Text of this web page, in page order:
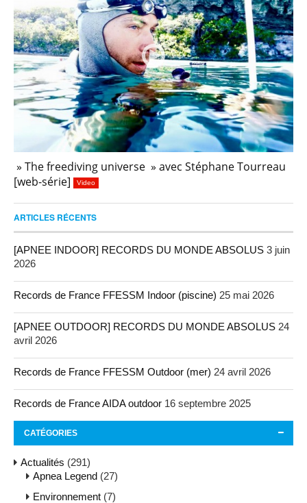
» The freediving universe » avec Stéphane Tourreau
[web-série]
Video
ARTICLES RÉCENTS
[APNEE INDOOR] RECORDS DU MONDE ABSOLUS 3 juin
2026
Records de France FFESSM Indoor (piscine) 25 mai 2026
[APNEE OUTDOOR] RECORDS DU MONDE ABSOLUS 24
avril 2026
Records de France FFESSM Outdoor (mer) 24 avril 2026
Records de France AIDA outdoor 16 septembre 2025
CATÉGORIES
Actualités (291)
Apnea Legend (27)
Environnement (7)